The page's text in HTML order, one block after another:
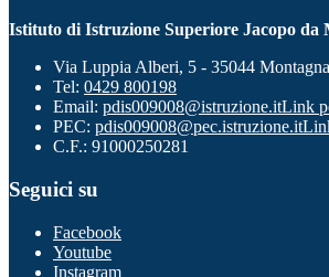
Istituto di Istruzione Superiore Jacopo da
Via Luppia Alberi, 5 - 35044
Tel: 0429 800198
Email: pdis009008@istruzione.itLink
PEC: pdis009008@pec.istruzione.it
C.F.: 91000250281
Seguici su
Facebook
Youtube
Instagram